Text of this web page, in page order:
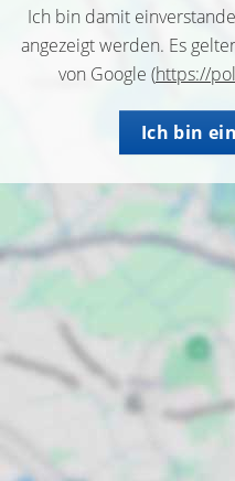
Ich bin damit
angezeigt werden. Es
von Google (https://
Ich bin